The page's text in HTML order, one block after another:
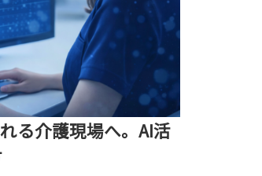
る介護現場へ。AI活